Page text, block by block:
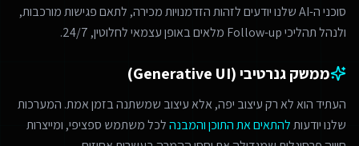
סוכני ה-AI שלנו יודעים לזהות הזדמנויות מכירה, לתאם פגישות מורכבות,
ולנהל תהליכי Follow-up מלאים באופן עצמאי לחלוטין, 24/7.
ממשק גנרטיבי (Generative UI)
העתיד הוא לא רק עיצוב יפה, אלא עיצוב שמשתנה בזמן אמת. המערכות
שלנו יודעותלהתאים את התוכן והמבנהלכל משתמש ספציפי, ומייצרות